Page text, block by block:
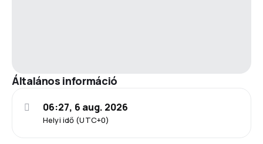
Általános információ
Helyi idő (UTC+0)
06:27, 6 aug. 2026